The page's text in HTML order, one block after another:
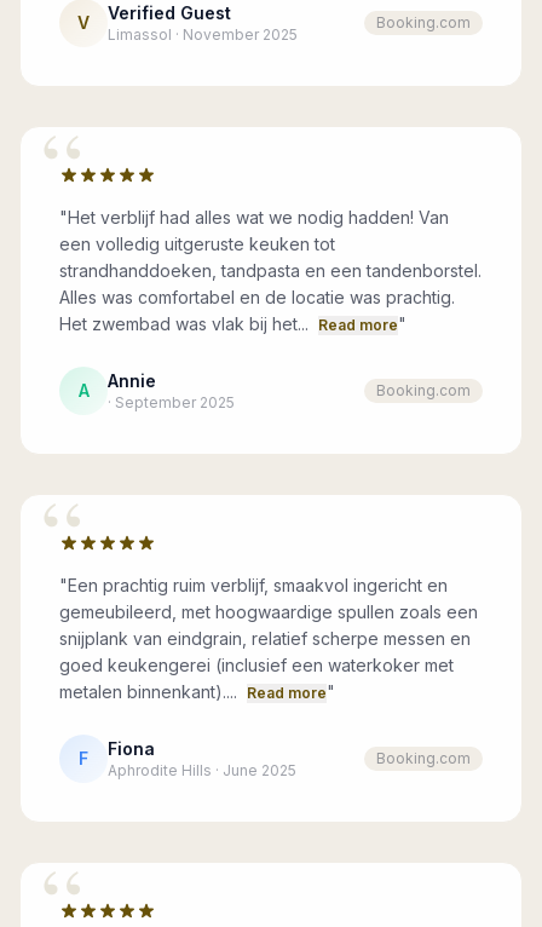
V Verified Guest
Limassol · November 2025
Booking.com
“
"Het verblijf had alles wat we nodig hadden! Van
een volledig uitgeruste keuken tot
strandhanddoeken, tandpasta en een tandenborstel.
Alles was comfortabel en de locatie was prachtig.
Het zwembad was vlak bij het...
Read more"
A Annie
· September 2025
Booking.com
“
"Een prachtig ruim verblijf, smaakvol ingericht en
gemeubileerd, met hoogwaardige spullen zoals een
snijplank van eindgrain, relatief scherpe messen en
goed keukengerei (inclusief een waterkoker met
metalen binnenkant)....
Read more"
F Fiona
Aphrodite Hills · June 2025
Booking.com
“